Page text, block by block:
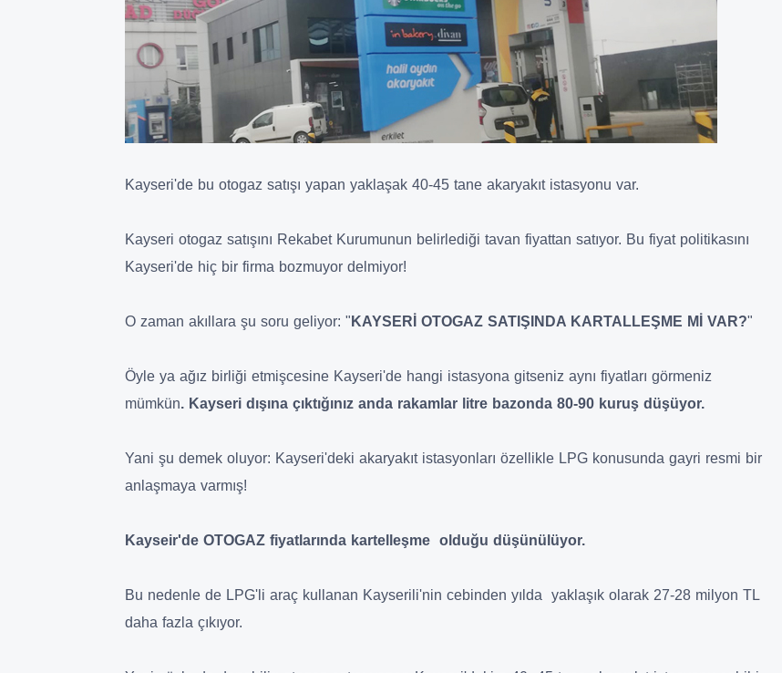
Kayseri'de bu otogaz satışı yapan yaklaşak 40-45 tane akaryakıt istasyonu var.
Kayseri otogaz satışını Rekabet Kurumunun belirlediği tavan fiyattan satıyor. Bu fiyat politikasını
Kayseri'de hiç bir firma bozmuyor delmiyor!
O zaman akıllara şu soru geliyor: " KAYSERİ OTOGAZ SATIŞINDA KARTALLEŞME Mİ VAR?"
Öyle ya ağız birliği etmişcesine Kayseri'de hangi istasyona gitseniz aynı fiyatları görmeniz
mümkün. Kayseri dışına çıktığınız anda rakamlar litre bazonda 80-90 kuruş düşüyor.
Yani şu demek oluyor: Kayseri'deki akaryakıt istasyonları özellikle LPG konusunda gayri resmi bir
anlaşmaya varmış!
Kayseir'de OTOGAZ fiyatlarında kartelleşme olduğu düşünülüyor.
Bu nedenle de LPG'li araç kullanan Kayserili'nin cebinden yılda yaklaşık olarak 27-28 milyon TL
daha fazla çıkıyor.